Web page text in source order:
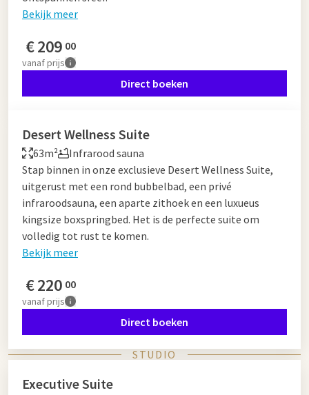
Bekijk meer
€209 00
vanafprijs
Direct boeken
Desert Wellness Suite
63m²
Infrarood sauna
Stap binnen in onze exclusieve Desert Wellness Suite,
uitgerust met een rond bubbelbad, een privé
infraroodsauna, een aparte zithoek en een luxueus
kingsize boxspringbed. Het is de perfecte suite om
volledig tot rust te komen.
Bekijk meer
€220 00
vanafprijs
Direct boeken
STUDIO
Executive Suite